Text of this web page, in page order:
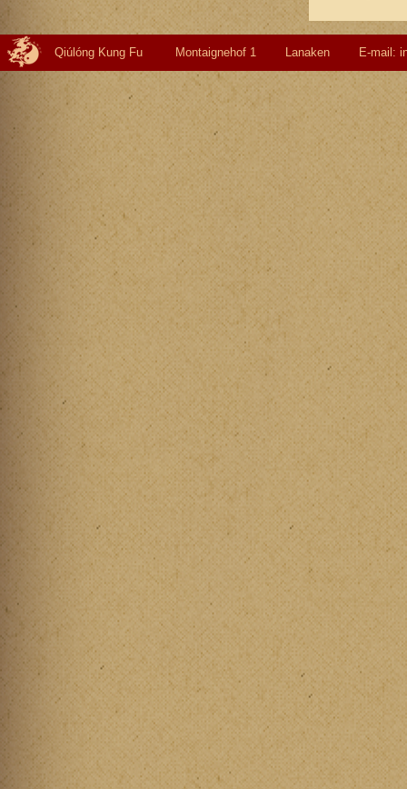
Qiúlóng Kung Fu Montaignehof 1 Lanaken E-mail: